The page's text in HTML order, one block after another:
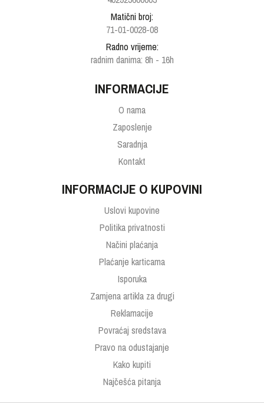
Matični broj:
71-01-0028-08
Radno vrijeme:
radnim danima: 8h - 16h
INFORMACIJE
O nama
Zaposlenje
Saradnja
Kontakt
INFORMACIJE O KUPOVINI
Uslovi kupovine
Politika privatnosti
Načini plaćanja
Plaćanje karticama
Isporuka
Zamjena artikla za drugi
Reklamacije
Povraćaj sredstava
Pravo na odustajanje
Kako kupiti
Najčešća pitanja